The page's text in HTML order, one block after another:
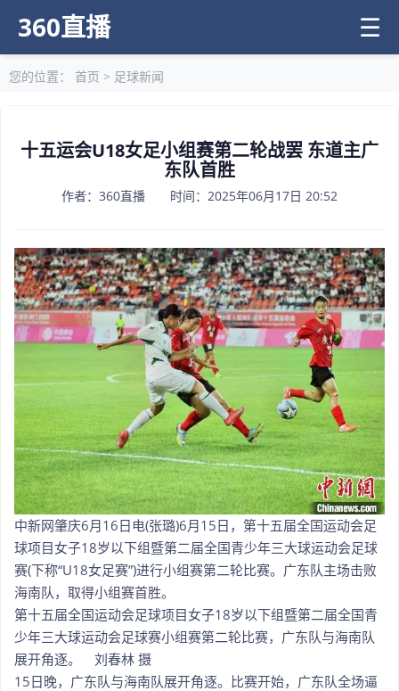
360直播 ☰
您的位置： 首页 > 足球新闻
十五运会U18女足小组赛第二轮战罢 东道主广
东队首胜
作者：360直播 时间：2025年06月17日 20:52
中新网肇庆6月16日电(张璐)6月15日，第十五届全国运动会足
球项目女子18岁以下组暨第二届全国青少年三大球运动会足球
赛(下称“U18女足赛”)进行小组赛第二轮比赛。广东队主场击败
海南队，取得小组赛首胜。
第十五届全国运动会足球项目女子18岁以下组暨第二届全国青
少年三大球运动会足球赛小组赛第二轮比赛，广东队与海南队
展开角逐。 刘春林 摄
15日晚，广东队与海南队展开角逐。比赛开始，广东队全场逼